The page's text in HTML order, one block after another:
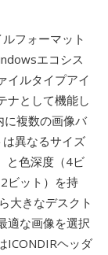
フォーマット
エコシス
イルタイプアイ
ナとして機能し
に複数の画像バ
異なるサイズ
と色深度（4ビ
ビット）を持
大きなデスクト
適な画像を選択
ICONDIRヘッダ